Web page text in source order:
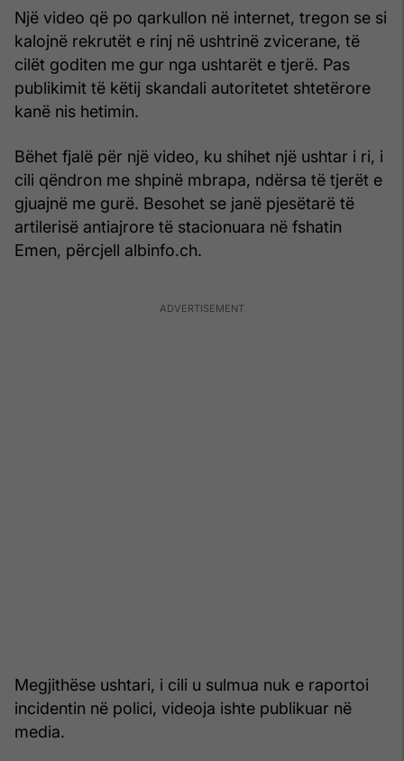
Një video që po qarkullon në internet, tregon se si
kalojnë rekrutët e rinj në ushtrinë zvicerane, të
cilët goditen me gur nga ushtarët e tjerë. Pas
publikimit të këtij skandali autoritetet shtetërore
kanë nis hetimin.
Bëhet fjalë për një video, ku shihet një ushtar i ri, i
cili qëndron me shpinë mbrapa, ndërsa të tjerët e
gjuajnë me gurë. Besohet se janë pjesëtarë të
artilerisë antiajrore të stacionuara në fshatin
Emen, përcjell albinfo.ch.
Megjithëse ushtari, i cili u sulmua nuk e raportoi
incidentin në polici, videoja ishte publikuar në
media.